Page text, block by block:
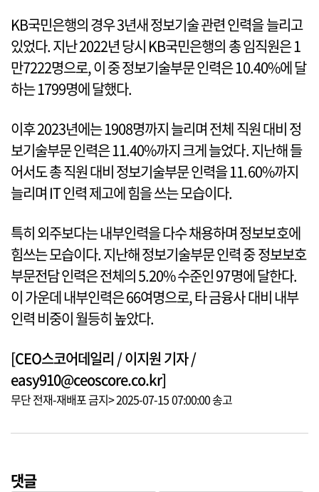
KB국민은행의 경우 3년새 정보기술 관련 인력을 늘리고
있었다. 지난 2022년 당시 KB국민은행의 총 임직원은 1
만7222명으로, 이 중 정보기술부문 인력은 10.40%에 달
하는 1799명에 달했다.
이후 2023년에는 1908명까지 늘리며 전체 직원 대비 정
보기술부문 인력은 11.40%까지 크게 늘었다. 지난해 들
어서도 총 직원 대비 정보기술부문 인력을 11.60%까지
늘리며 IT 인력 제고에 힘을 쓰는 모습이다.
특히 외주보다는 내부인력을 다수 채용하며 정보보호에
힘쓰는 모습이다. 지난해 정보기술부문 인력 중 정보보호
부문전담 인력은 전체의 5.20% 수준인 97명에 달한다.
이 가운데 내부인력은 66여명으로, 타 금융사 대비 내부
인력 비중이 월등히 높았다.
[CEO스코어데일리 / 이지원 기자 /
easy910@ceoscore.co.kr]
무단 전재-재배포 금지> 2025-07-15 07:00:00 송고
댓글